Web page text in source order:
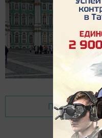
Перейти на